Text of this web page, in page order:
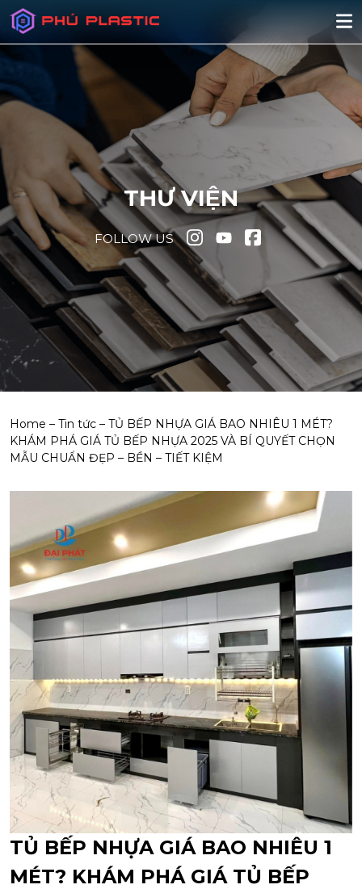
THƯ VIỆN
FOLLOW US
Home – Tin tức – TỦ BẾP NHỰA GIÁ BAO NHIÊU 1 MÉT?
KHÁM PHÁ GIÁ TỦ BẾP NHỰA 2025 VÀ BÍ QUYẾT CHỌN
MẪU CHUẨN ĐẸP – BỀN – TIẾT KIỆM
TỦ BẾP NHỰA GIÁ BAO NHIÊU 1
MÉT? KHÁM PHÁ GIÁ TỦ BẾP